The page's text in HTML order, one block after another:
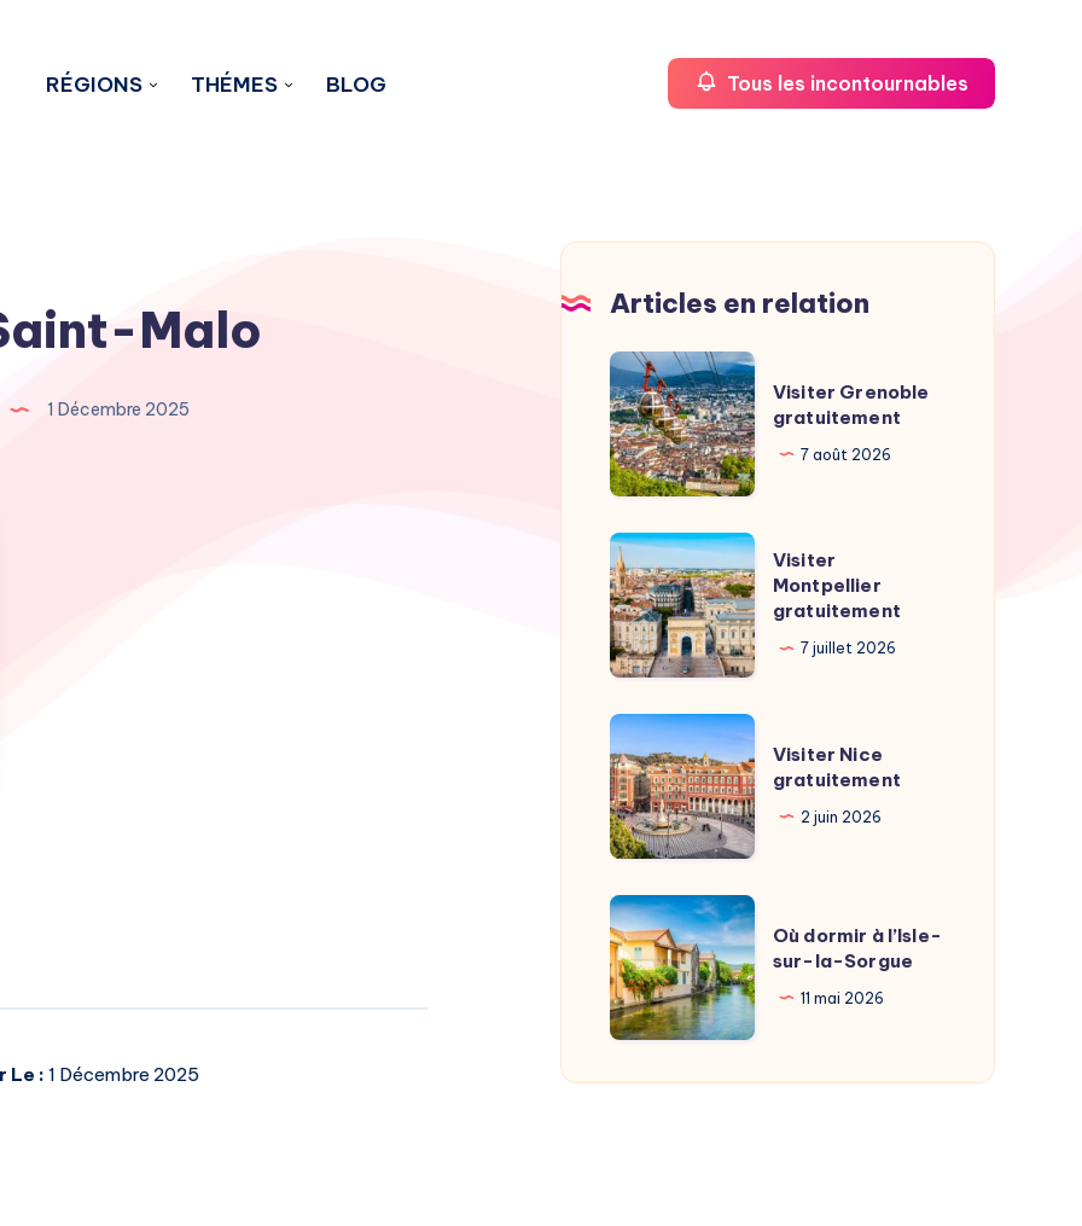
RÉGIONS THÉMES BLOG Tous les incontournables
Malo
1 Décembre 2025
Le : 1 Décembre 2025
Articles en relation
Visiter
Grenoble
gratuitement
Visiter Grenoble
gratuitement
7 août 2026
Visiter
Montpellier
gratuitement
Visiter
Montpellier
gratuitement
7 juillet 2026
Visiter
Nice
gratuitement
Visiter Nice
gratuitement
2 juin 2026
Où
dormir
à
l’Isle-
sur-
la-
Où dormir à l’Isle-
sur-la-Sorgue
11 mai 2026